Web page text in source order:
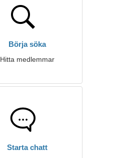
Börja söka
Hitta medlemmar
Starta chatt